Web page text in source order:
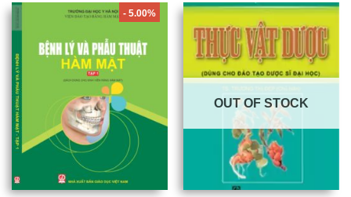
- 5.00%
OUT OF STOCK